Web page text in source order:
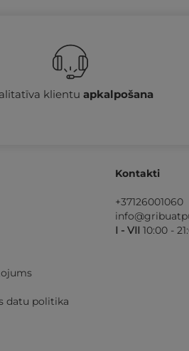
klientuapkalpošana
datu politika
Kontakti
+37126001060
I - VII 10:00 -